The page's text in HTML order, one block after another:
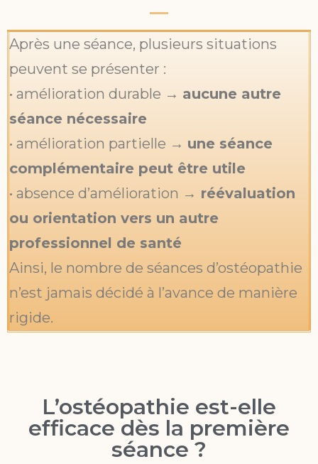
Après une séance, plusieurs situations
peuvent se présenter :
• amélioration durable → aucune autre
séance nécessaire
• amélioration partielle → une séance
complémentaire peut être utile
• absence d’amélioration → réévaluation
ou orientation vers un autre
professionnel de santé
Ainsi, le nombre de séances d’ostéopathie
n’est jamais décidé à l’avance de manière
rigide.
L’ostéopathie est-elle
efficace dès la première
séance ?